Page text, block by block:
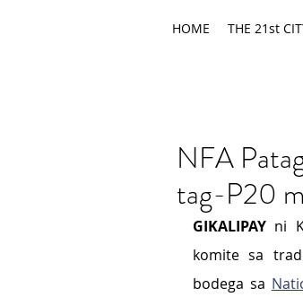
HOME THE 21st
NFA
tag-P20
GIKALIPAY ni
komite sa
bodega sa